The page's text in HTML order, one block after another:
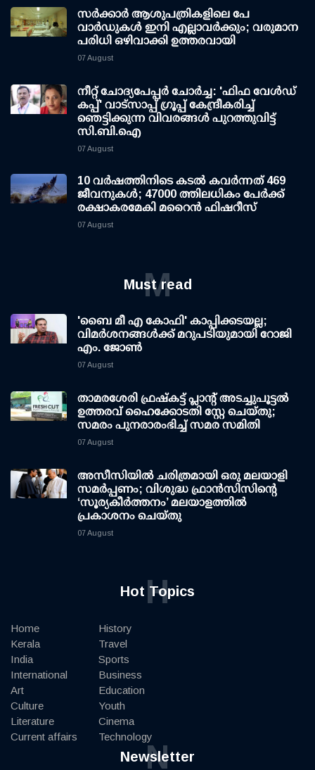
സര്‍ക്കാര്‍ ആശുപത്രികളിലെ പേ
വാര്‍ഡുകള്‍ ഇനി എല്ലാവര്‍ക്കും; വരുമാന
പരിധി ഒഴിവാക്കി ഉത്തരവായി
07 August
നീറ്റ് ചോദ്യപേപ്പര്‍ ചോര്‍ച്ച: 'ഫിഫ വേള്‍ഡ്
കപ്പ്' വാട്സാപ്പ് ഗ്രൂപ്പ് കേന്ദ്രീകരിച്ച്
ഞെട്ടിക്കുന്ന വിവരങ്ങള്‍ പുറത്തുവിട്ട്
സി.ബി.ഐ
07 August
10 വര്‍ഷത്തിനിടെ കടല്‍ കവര്‍ന്നത് 469
ജീവനുകള്‍; 47000 ത്തിലധികം പേര്‍ക്ക്
രക്ഷാകരമേകി മറൈന്‍ ഫിഷറീസ്
07 August
Must read
M
'ബൈ മീ എ കോഫി' കാപ്പിക്കടയല്ല;
വിമര്‍ശനങ്ങള്‍ക്ക് മറുപടിയുമായി റോജി
എം. ജോണ്‍
07 August
താമരശേരി ഫ്രഷ്കട്ട് പ്ലാന്റ് അടച്ചുപൂട്ടൽ
ഉത്തരവ് ഹൈക്കോടതി സ്റ്റേ ചെയ്തു;
സമരം പുനരാരംഭിച്ച് സമര സമിതി
07 August
അസീസിയിൽ ചരിത്രമായി ഒരു മലയാളി
സമർപ്പണം; വിശുദ്ധ ഫ്രാൻസിസിന്റെ
‘സൂര്യകീർത്തനം’ മലയാളത്തിൽ
പ്രകാശനം ചെയ്തു
07 August
Hot Topics
H
Home
Kerala
India
International
Art
Culture
Literature
Current affairs
History
Travel
Sports
Business
Education
Youth
Cinema
Technology
Newsletter
N